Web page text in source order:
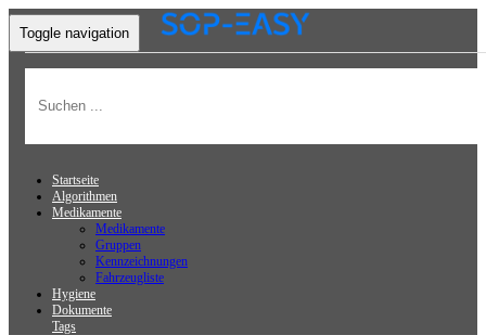
Toggle navigation
Startseite
Algorithmen
Medikamente
Medikamente
Gruppen
Kennzeichnungen
Fahrzeugliste
Hygiene
Dokumente
Tags